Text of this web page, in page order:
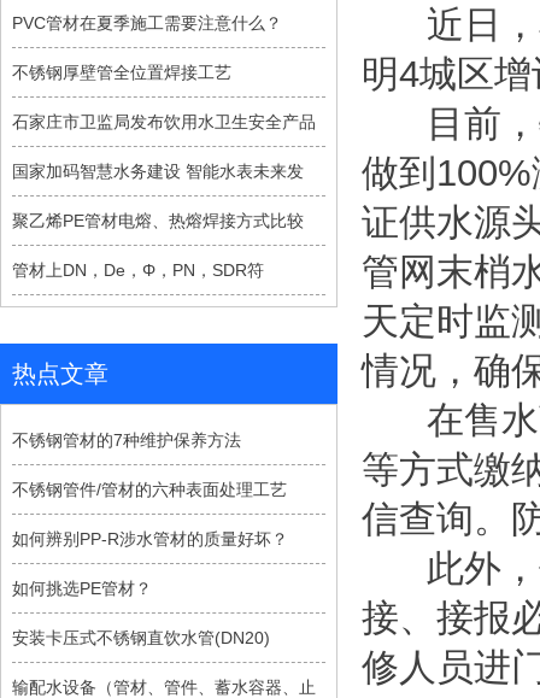
PVC管材在夏季施工需要注意什么？
不锈钢厚壁管全位置焊接工艺
石家庄市卫监局发布饮用水卫生安全产品
国家加码智慧水务建设 智能水表未来发
聚乙烯PE管材电熔、热熔焊接方式比较
管材上DN，De，Φ，PN，SDR符
热点文章
不锈钢管材的7种维护保养方法
不锈钢管件/管材的六种表面处理工艺
如何辨别PP-R涉水管材的质量好坏？
如何挑选PE管材？
安装卡压式不锈钢直饮水管(DN20)
输配水设备（管材、管件、蓄水容器、止
近日，
明4城区
目前，
做到
证供水源
管网末梢
天定时监
情况，确
在售水
等方式缴
信查询。
此外，
接、接报
修人员进